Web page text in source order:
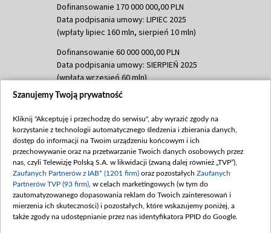
Dofinansowanie 170 000 000,00 PLN
Data podpisania umowy: LIPIEC 2025
(wpłaty lipiec 160 mln, sierpień 10 mln)
Dofinansowanie 60 000 000,00 PLN
Data podpisania umowy: SIERPIEŃ 2025
(wpłata wrzesień 60 mln)
Dofinansowanie 635 783 051,21 PLN
(wpłata wrzesień 100 mln, październik 350
mln, listopad 265 mln)
Dofinansowanie 48 862 000,00 PLN
Data podpisania umowy: GRUDZIEŃ 2025
(wpłata grudzień 60,548 mln)
Dofinansowanie 900 000 000,00 PLN
Data podpisania umowy: LUTY 2026 (wpłata
Szanujemy Twoją prywatność
Kliknij "Akceptuję i przechodzę do serwisu", aby wyrazić zgody na
korzystanie z technologii automatycznego śledzenia i zbierania danych,
dostęp do informacji na Twoim urządzeniu końcowym i ich
przechowywanie oraz na przetwarzanie Twoich danych osobowych przez
nas, czyli Telewizję Polską S.A. w likwidacji (zwaną dalej również „TVP”),
Zaufanych Partnerów z IAB* (1201 firm) oraz pozostałych Zaufanych
Partnerów TVP (93 firm) , w celach marketingowych (w tym do
zautomatyzowanego dopasowania reklam do Twoich zainteresowań i
mierzenia ich skuteczności) i pozostałych, które wskazujemy poniżej, a
także zgody na udostępnianie przez nas identyfikatora PPID do Google.